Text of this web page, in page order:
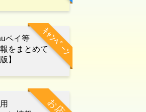
ｷｬﾝﾍﾟｰﾝ
ペイ等
をまとめて
】
お店